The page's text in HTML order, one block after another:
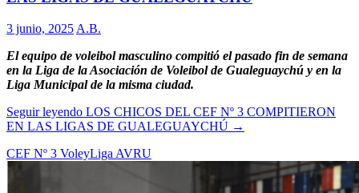
3 junio, 2025 A.B.
El equipo de voleibol masculino compitió el pasado fin de semana
en la Liga de la Asociación de Voleibol de Gualeguaychú y en la
Liga Municipal de la misma ciudad.
Seguir leyendo LOS CHICOS DEL CEF Nº 3 COMPITIERON
EN LAS LIGAS DE GUALEGUAYCHÚ →
CEF Nº 3 VoleyLiga AVRU